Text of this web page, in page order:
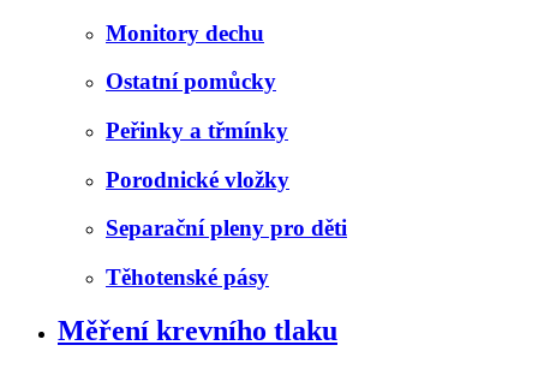
Monitory dechu
Ostatní pomůcky
Peřinky a třmínky
Porodnické vložky
Separační pleny pro děti
Těhotenské pásy
Měření krevního tlaku